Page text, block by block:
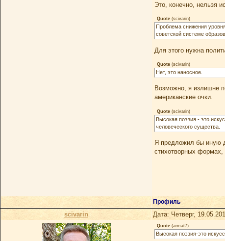
Это, конечно, нельзя
Quote (scivarin)
Проблема снижения
советской системе
Для этого нужна
Quote (scivarin)
Нет, это наносное.
Возможно, я излишне
американские очки.
Quote (scivarin)
Высокая поэзия - это
человеческого существа.
Я предложил бы иную
стихотворных формах,
Профиль
scivarin Дата: Четверг,
Quote (armat7)
Высокая поэзия-это